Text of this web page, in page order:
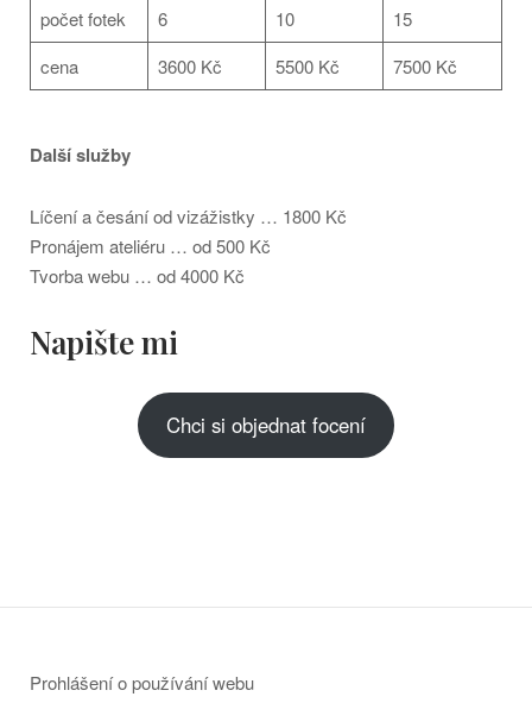
počet fotek
6 10
15
cena
3600 Kč 5500 Kč 7500 Kč
Další služby
Líčení a česání od vizážistky … 1800 Kč
Pronájem ateliéru … od 500 Kč
Tvorba webu … od 4000 Kč
Napište mi
Chci si objednat focení
Prohlášení o používání webu